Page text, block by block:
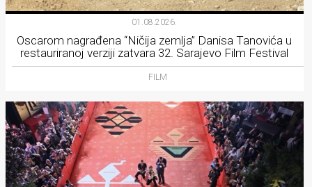
01.08.2026.
Oscarom nagrađena “Ničija zemlja” Danisa Tanovića u
restauriranoj verziji zatvara 32. Sarajevo Film Festival
FILM